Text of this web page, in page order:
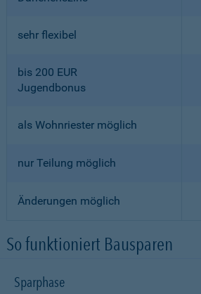
sehr flexibel
bis 200 EUR
Jugendbonus
als Wohnriester möglich
nur Teilung möglich
Änderungen möglich
So funktioniert Bausparen
Sparphase